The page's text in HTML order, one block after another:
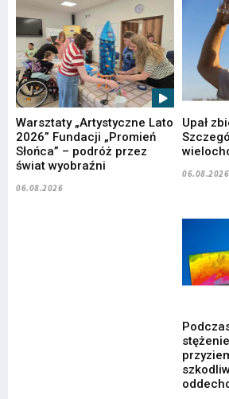
Warsztaty „Artystyczne Lato
2026” Fundacji „Promień
Słońca” – podróż przez
świat wyobraźni
06.08.2026
Upał
06.08.2026